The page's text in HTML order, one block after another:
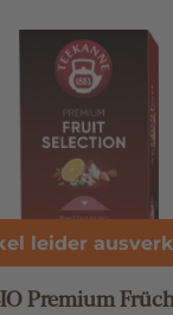
leider
Premium